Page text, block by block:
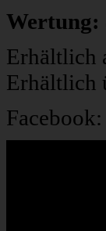
Wertung:
Erhältlich
Erhältlich
Facebook: